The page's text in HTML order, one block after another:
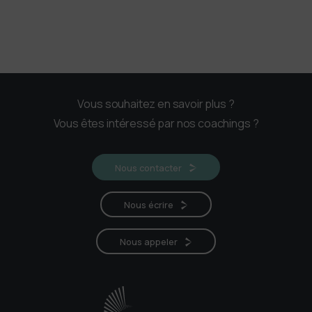
Vous souhaitez en savoir plus ?
Vous êtes intéressé par nos coachings ?
Nous contacter
Nous écrire
Nous appeler